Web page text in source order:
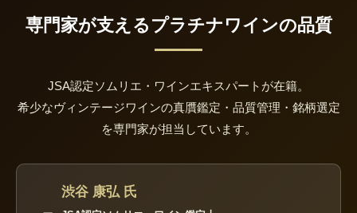
専門家が支えるプラチナワインの品質
JSA認定ソムリエ・ワインエキスパートが在籍。
希少なヴィンテージワインの真贋鑑定・品質管理・銘柄選定
を専門家が担当しています。
渋谷 康弘 氏